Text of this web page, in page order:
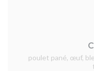
poulet pané, œuf,